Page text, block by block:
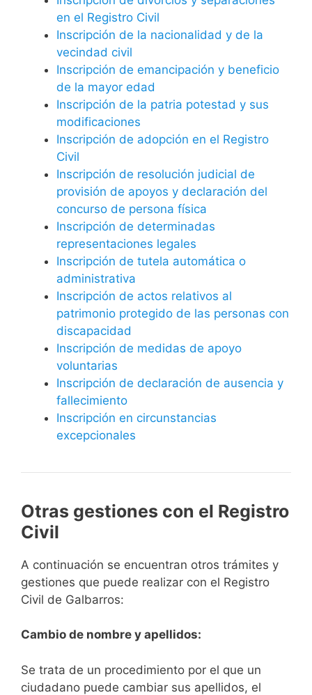
en el Registro Civil
Inscripción de la nacionalidad y de la
vecindad civil
Inscripción de emancipación y beneficio
de la mayor edad
Inscripción de la patria potestad y sus
modificaciones
Inscripción de adopción en el Registro
Civil
Inscripción de resolución judicial de
provisión de apoyos y declaración del
concurso de persona física
Inscripción de determinadas
representaciones legales
Inscripción de tutela automática o
administrativa
Inscripción de actos relativos al
patrimonio protegido de las personas con
discapacidad
Inscripción de medidas de apoyo
voluntarias
Inscripción de declaración de ausencia y
fallecimiento
Inscripción en circunstancias
excepcionales
Otras gestiones con el Registro
Civil
A continuación se encuentran otros trámites y
gestiones que puede realizar con el Registro
Civil de Galbarros:
Cambio de nombre y apellidos:
Se trata de un procedimiento por el que un
ciudadano puede cambiar sus apellidos, el